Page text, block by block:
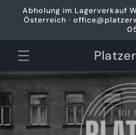
zum
Inhalt
Abholung im Lagerverkauf
Österreich ·